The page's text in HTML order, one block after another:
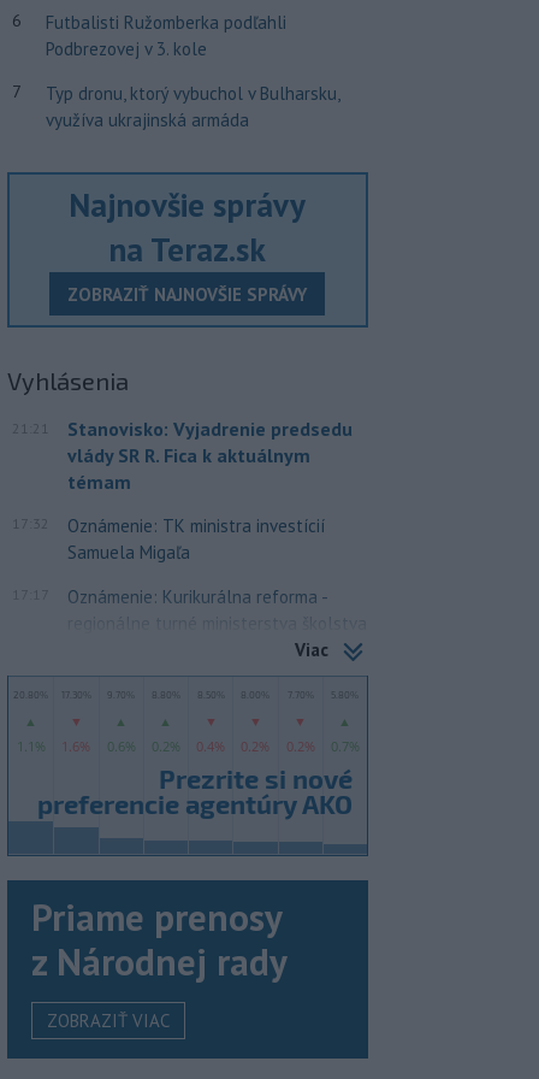
6
Futbalisti Ružomberka podľahli
Podbrezovej v 3. kole
7
Typ dronu, ktorý vybuchol v Bulharsku,
využíva ukrajinská armáda
Najnovšie správy
na Teraz.sk
ZOBRAZIŤ NAJNOVŠIE SPRÁVY
Vyhlásenia
21:21
Stanovisko: Vyjadrenie predsedu
vlády SR R. Fica k aktuálnym
témam
17:32
Oznámenie: TK ministra investícií
Samuela Migaľa
Oznámenie: Kurikurálna reforma -
regionálne turné ministerstva školstva
Viac
Priame prenosy
z Národnej rady
ZOBRAZIŤ VIAC